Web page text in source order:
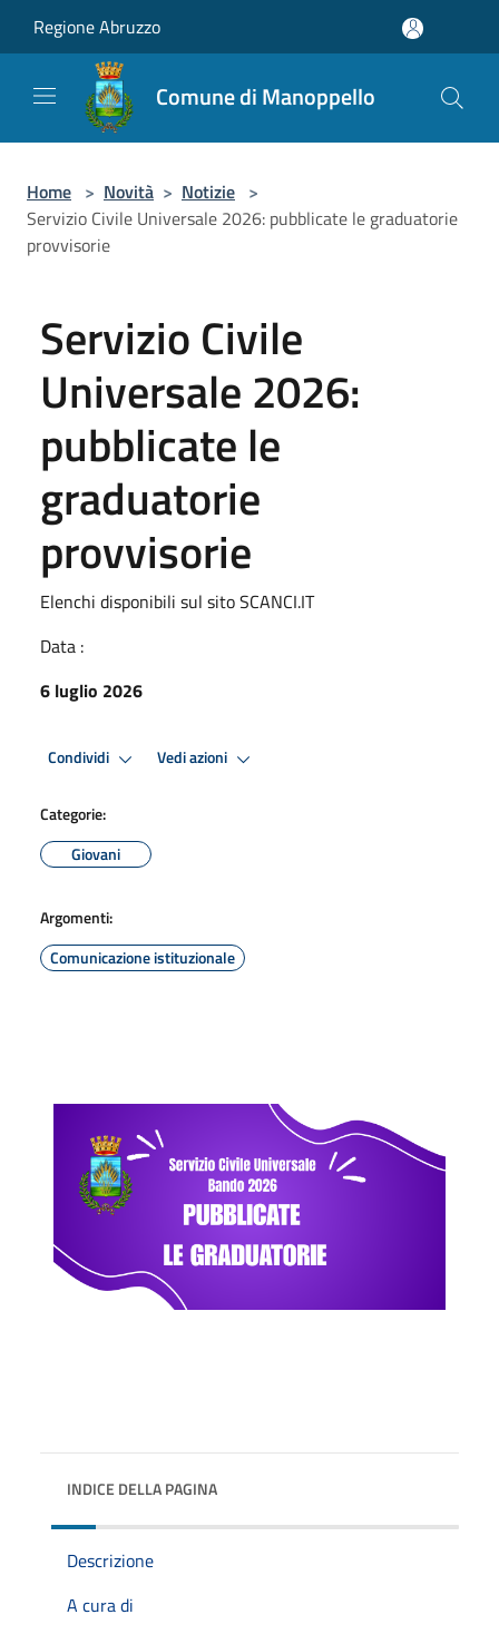
Regione Abruzzo
Comune di Manoppello
Home > Novità > Notizie >
Servizio Civile Universale 2026: pubblicate le graduatorie
provvisorie
Servizio Civile
Universale 2026:
pubblicate le
graduatorie
provvisorie
Elenchi disponibili sul sito SCANCI.IT
Data :
6 luglio 2026
Condividi Vedi azioni
Categorie:
Giovani
Argomenti:
Comunicazione istituzionale
INDICE DELLA PAGINA
Descrizione
A cura di